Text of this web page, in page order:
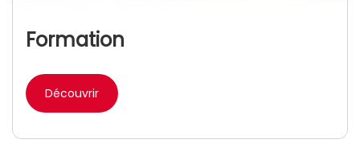
Formation
Découvrir